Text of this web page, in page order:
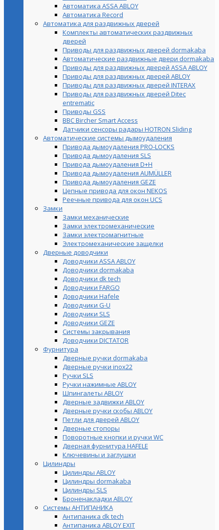
Автоматика ASSA ABLOY
Автоматика Record
Автоматика для раздвижных дверей
Комплекты автоматических раздвижных
дверей
Приводы для раздвижных дверей dormakaba
Автоматические раздвижные двери dormakaba
Приводы для раздвижных дверей ASSA ABLOY
Приводы для раздвижных дверей ABLOY
Приводы для раздвижных дверей INTERAX
Приводы для раздвижных дверей Ditec
entrematic
Приводы GSS
BBC Bircher Smart Access
Датчики сенсоры радары HOTRON Sliding
Автоматические системы дымоудаления
Привода дымоудаления PRO-LOCKS
Привода дымоудаления SLS
Привода дымоудаления D+H
Привода дымоудаления AUMÜLLER
Привода дымоудаления GEZE
Цепные привода для окон NEKOS
Реечные привода для окон UСS
Замки
Замки механические
Замки электромеханические
Замки электромагнитные
Электромеханические защелки
Дверные доводчики
Доводчики ASSA ABLOY
Доводчики dormakaba
Доводчики dk tech
Доводчики FARGO
Доводчики Hafele
Доводчики G-U
Доводчики SLS
Доводчики GEZE
Cистемы закрывания
Доводчики DICTATOR
Фурнитура
Дверные ручки dormakaba
Дверные ручки inox22
Ручки SLS
Ручки нажимные ABLOY
Шпингалеты ABLOY
Дверные задвижки ABLOY
Дверные ручки скобы ABLOY
Петли для дверей ABLOY
Дверные стопоры
Поворотные кнопки и ручки WC
Дверная фурнитура HAFELE
Ключевины и заглушки
Цилиндры
Цилиндры ABLOY
Цилиндры dormakaba
Цилиндры SLS
Броненакладки ABLOY
Системы АНТИПАНИКА
Антипаника dk tech
Антипаника ABLOY EXIT